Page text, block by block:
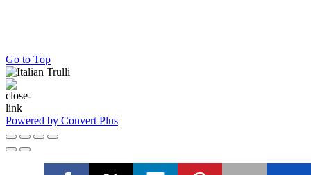
Go to Top
Powered by Convert Plus